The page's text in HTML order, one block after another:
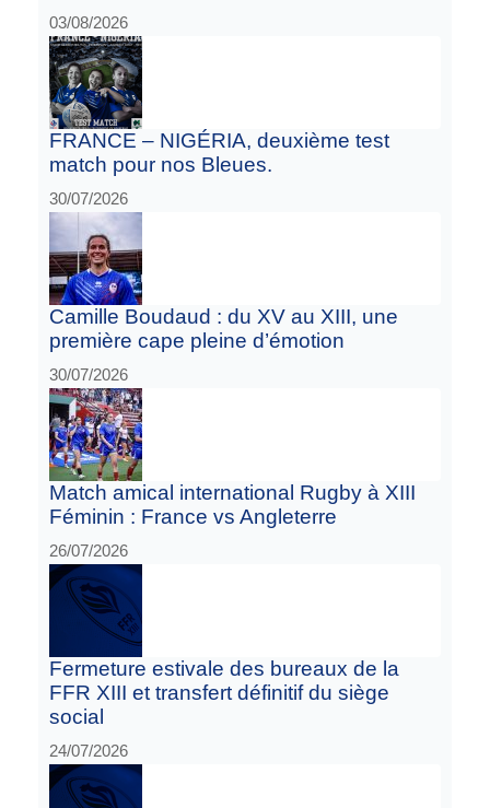
03/08/2026
FRANCE – NIGÉRIA, deuxième test
match pour nos Bleues.
30/07/2026
Camille Boudaud : du XV au XIII, une
première cape pleine d’émotion
30/07/2026
Match amical international Rugby à XIII
Féminin : France vs Angleterre
26/07/2026
Fermeture estivale des bureaux de la
FFR XIII et transfert définitif du siège
social
24/07/2026